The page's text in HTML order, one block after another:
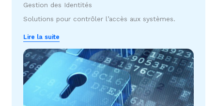
Gestion des Identités
Solutions pour contrôler l’accès aux systèmes.
Lire la suite